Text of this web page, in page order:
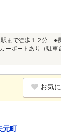
まで徒歩１２分 ●
ポートあり（駐車
お気
元町